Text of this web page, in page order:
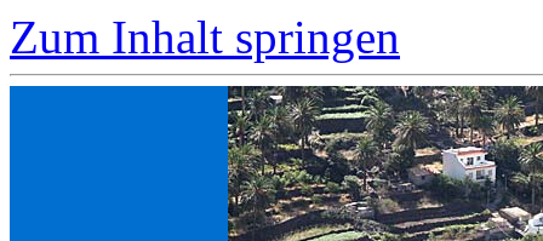
Zum Inhalt springen